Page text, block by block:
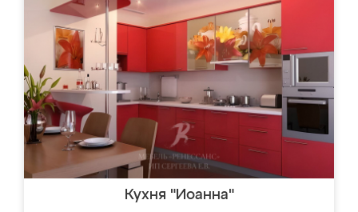
Кухня "Иоанна"